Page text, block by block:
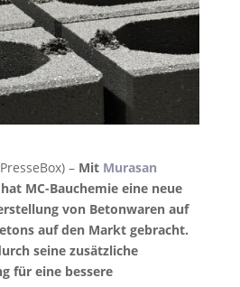
– Mit Murasan
MC-Bauchemie eine neue
von Betonwaren auf
auf den Markt gebracht.
seine zusätzliche
für eine bessere